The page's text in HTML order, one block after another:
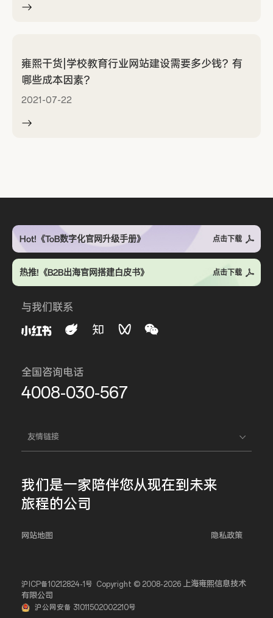
雍熙干货|学校教育行业网站建设需要多少钱？有
哪些成本因素？
2021-07-22
Hot!《ToB数字化官网升级手册》 点击下载
热推!《B2B出海官网搭建白皮书》 点击下载
与我们联系
全国咨询电话
4008-030-567
友情链接
我们是一家陪伴您从现在到未来
旅程的公司
网站地图 隐私政策
沪ICP备10212824-1号 Copyright © 2008-2026 上海雍熙信息技术
有限公司
沪公网安备 31011502002210号